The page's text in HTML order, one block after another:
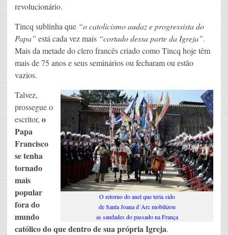
revolucionário.
Tincq sublinha que “o catolicismo audaz e progressista do
Papa” está cada vez mais “cortado dessa parte da Igreja”.
Mais da metade do clero francês criado como Tincq hoje têm
mais de 75 anos e seus seminários ou fecharam ou estão
vazios.
O retorno do anel que teria sido
de Santa Joana d´Arc mobilizou
as saudades do passado na França
Talvez,
prossegue o
escritor, o
Papa
Francisco
se tenha
tornado
mais
popular
fora do
mundo
católico do que dentro de sua própria Igreja.